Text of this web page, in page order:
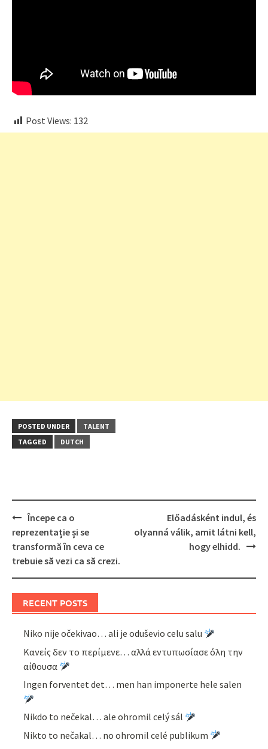
Post Views: 132
POSTED UNDER
TALENT
TAGGED
DUTCH
Post
navigation
Începe ca o
reprezentație și se
transformă în ceva ce
trebuie să vezi ca să crezi.
Előadásként indul, és
olyanná válik, amit látni kell,
hogy elhidd.
RECENT POSTS
Niko nije očekivao… ali je oduševio celu salu
Κανείς δεν το περίμενε… αλλά εντυπωσίασε όλη την
αίθουσα
Ingen forventet det… men han imponerte hele salen
Nikdo to nečekal… ale ohromil celý sál
Nikto to nečakal… no ohromil celé publikum